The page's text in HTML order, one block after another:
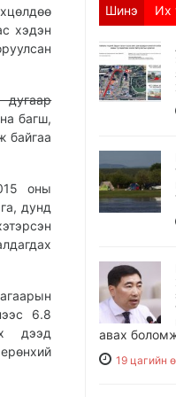
хэдэн
дугаар
багш,
байгаа
оны
дунд
6.8
дээд
Шинэ Их
авах
19 цагийн